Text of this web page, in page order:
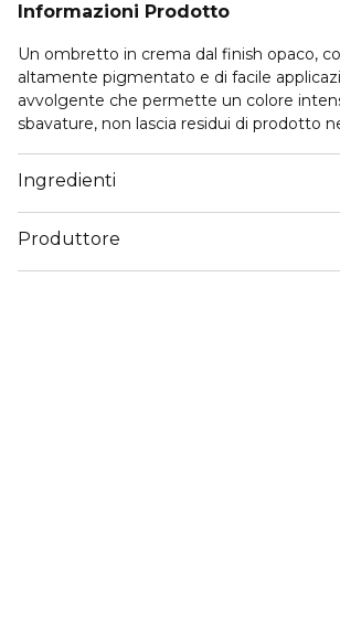
Informazioni Prodotto
Un ombretto in crema dal finish opaco,
altamente pigmentato e di facile
avvolgente che permette un colore
sbavature, non lascia residui di prodotto
caldo e rosso amaranto. Il colore nude
anche come base-erase per ogni make-up.
utilizzati da soli a palpebra piena per un
o anche come eyeliner per definire lo
Ingredienti
Produttore